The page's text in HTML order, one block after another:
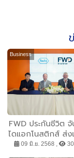
Business
FWD ประกันชีวิต
ไดแอกโนสติกส์ ส่ง
ดูแลสุขภาพเชิงป้อ
09 มิ.ย. 2568 ,